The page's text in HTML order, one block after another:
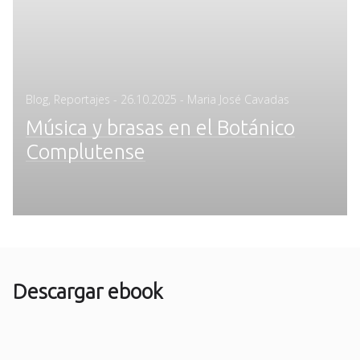
Blog Reportajes - Posted
26.10.2025 - Maria José Cavadas
Música y brasas en el Botánico
Complutense
Descargar ebook